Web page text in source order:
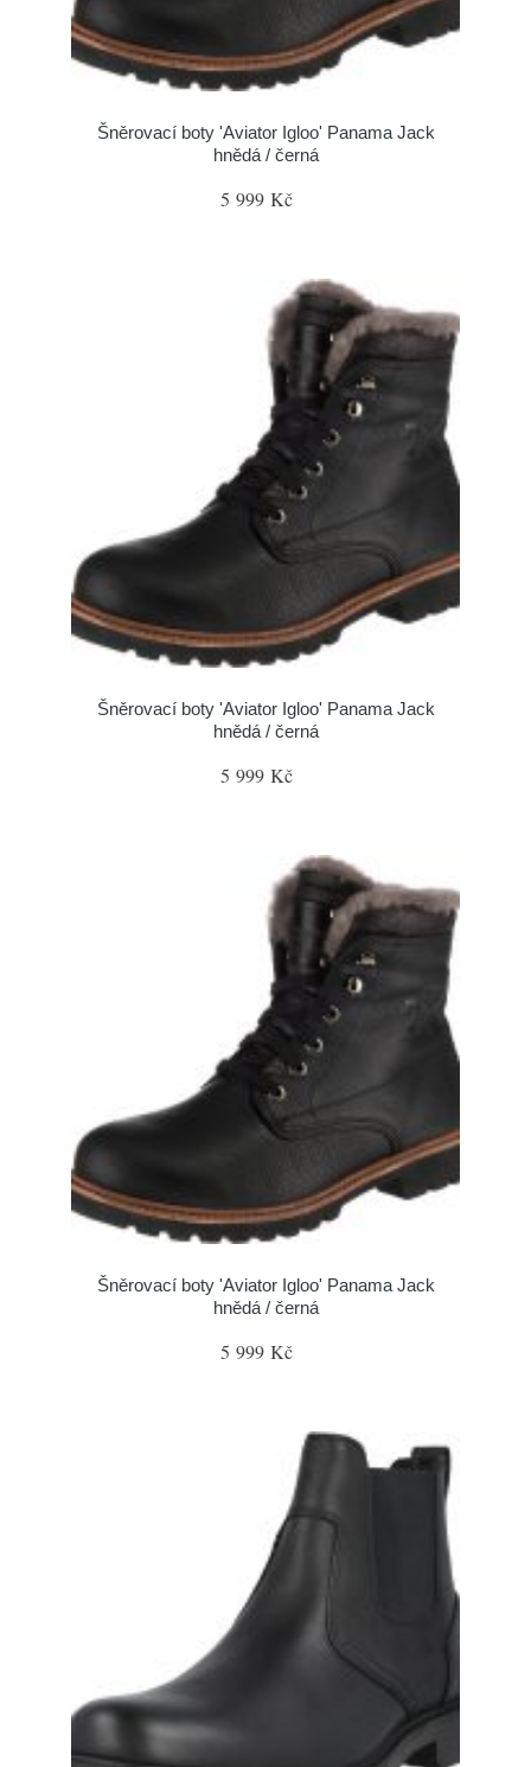
Šněrovací boty 'Aviator Igloo' Panama Jack
hnědá / černá
5 999 Kč
Šněrovací boty 'Aviator Igloo' Panama Jack
hnědá / černá
5 999 Kč
Šněrovací boty 'Aviator Igloo' Panama Jack
hnědá / černá
5 999 Kč